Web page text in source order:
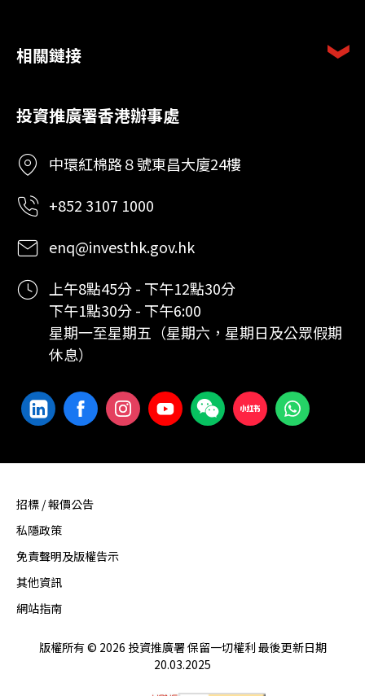
相關鏈接
投資推廣署香港辦事處
中環紅棉路８號東昌大廈24樓
+852 3107 1000
enq@investhk.gov.hk
上午8點45分 - 下午12點30分
下午1點30分 - 下午6:00
星期一至星期五（星期六，星期日及公眾假期
休息）
招標 / 報價公告
私隱政策
免責聲明及版權告示
其他資訊
網站指南
版權所有 © 2026 投資推廣署 保留一切權利 最後更新日期
20.03.2025